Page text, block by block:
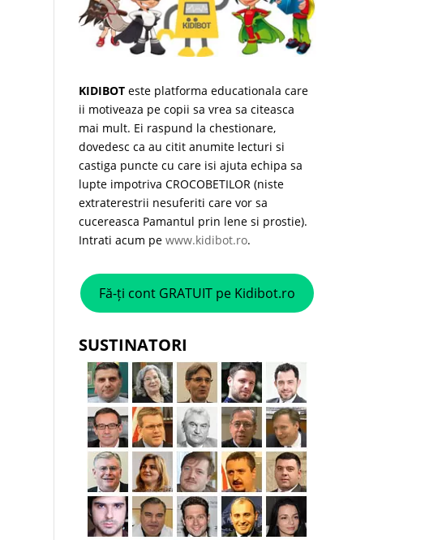
KIDIBOT este platforma educationala care
ii motiveaza pe copii sa vrea sa citeasca
mai mult. Ei raspund la chestionare,
dovedesc ca au citit anumite lecturi si
castiga puncte cu care isi ajuta echipa sa
lupte impotriva CROCOBETILOR (niste
extraterestrii nesuferiti care vor sa
cucereasca Pamantul prin lene si prostie).
Intrati acum pewww.kidibot.ro.
Fă-ți cont GRATUIT pe Kidibot.ro
SUSTINATORI